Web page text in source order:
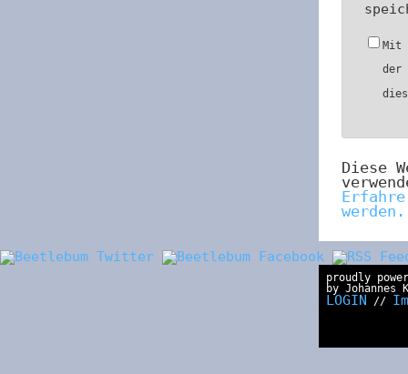
Mit
der
Diese
werden.
proudly
by Johannes
LOGIN //